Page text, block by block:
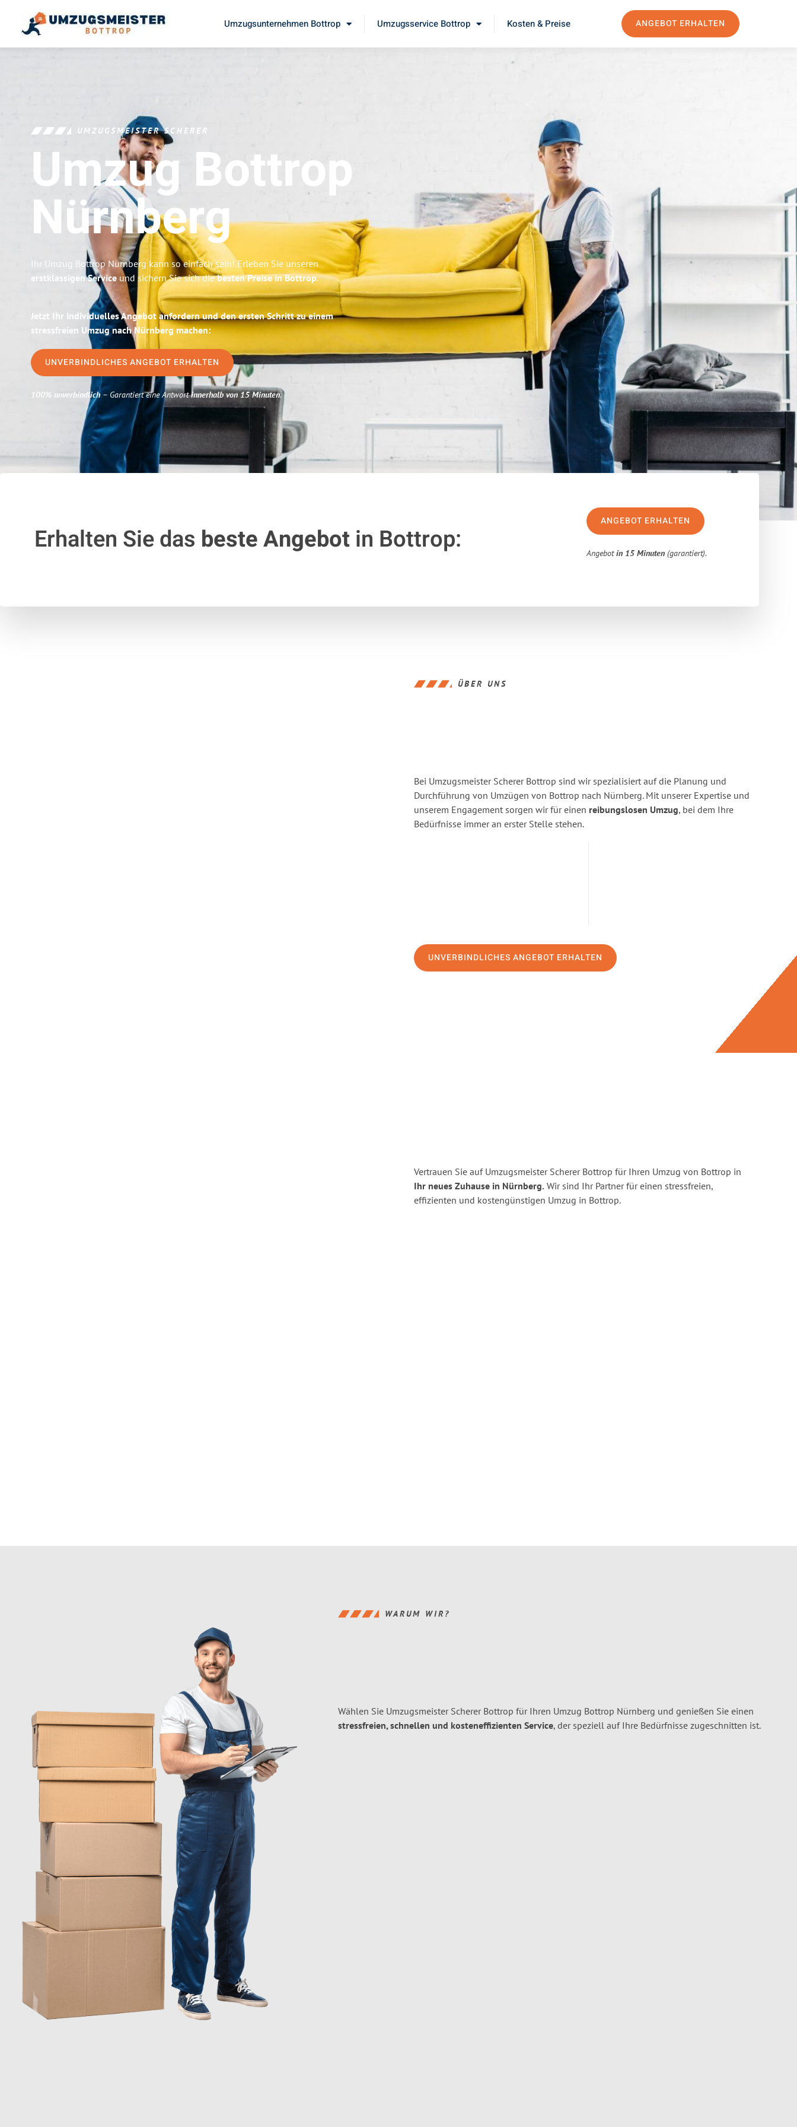
Umzugsunternehmen Bottrop Umzugsservice Bottrop Kosten & Preise ANGEBOT ERHALTEN
UMZUGSMEISTER SCHERER
Umzug Bottrop
Nürnberg
Ihr Umzug Bottrop Nürnberg kann so einfach sein! Erleben Sie unseren
erstklassigen Service und sichern Sie sich diebesten Preise in Bottrop.
Jetzt Ihr individuelles Angebot anfordern und den ersten Schritt zu einem
stressfreien Umzug nach Nürnberg machen:
UNVERBINDLICHES ANGEBOT ERHALTEN
100% unverbindlich– Garantiert eine Antwortinnerhalb von 15 Minuten.
Erhalten Sie das beste Angebotin Bottrop:
ANGEBOT ERHALTEN
Angebotin 15 Minuten (garantiert).
ÜBER UNS
Bei Umzugsmeister Scherer Bottrop sind wir spezialisiert auf die Planung und
Durchführung von Umzügen von Bottrop nach Nürnberg. Mit unserer Expertise und
unserem Engagement sorgen wir für einen reibungslosen Umzug, bei dem Ihre
Bedürfnisse immer an erster Stelle stehen.
UNVERBINDLICHES ANGEBOT ERHALTEN
Vertrauen Sie auf Umzugsmeister Scherer Bottrop für Ihren Umzug von Bottrop in
Ihr neues Zuhause in Nürnberg. Wir sind Ihr Partner für einen stressfreien,
effizienten und kostengünstigen Umzug in Bottrop.
WARUM WIR?
Wählen Sie Umzugsmeister Scherer Bottrop für Ihren Umzug Bottrop Nürnberg und genießen Sie einen
stressfreien, schnellen und kosteneffizienten Service, der speziell auf Ihre Bedürfnisse zugeschnitten ist.